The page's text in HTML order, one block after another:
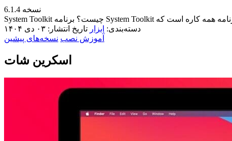
نسخه 6.1.4
دسته‌بندی: ابزار تاریخ انتشار: ۰۳ دی ۱۴۰۴
آموزش نصب نسخه‌های پیشین
اسکرین شات